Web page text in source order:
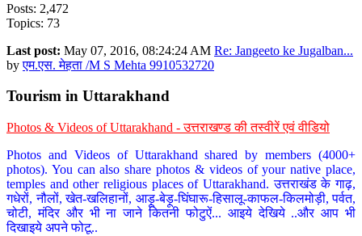
Posts: 2,472
Topics: 73
Last post: May 07, 2016, 08:24:24 AM Re: Jangeeto ke Jugalban...
byएम.एस. मेहता /M S Mehta 9910532720
Tourism in Uttarakhand
Photos & Videos of Uttarakhand - उत्तराखण्ड की तस्वीरें एवं वीडियो
Photos and Videos of Uttarakhand shared by members (4000+
photos). You can also share photos & videos of your native place,
temples and other religious places of Uttarakhand. उत्तराखंड के गाढ़,
गधेरों, नौलों, खेत-खलिहानों, आड़ू-बेड़ू-घिंघारू-हिसालू-काफल-किलमोड़ी, पर्वत,
चोटी, मंदिर और भी ना जाने कितनी फोटुऐं... आइये देखिये ..और आप भी
दिखाइये अपने फोटू..